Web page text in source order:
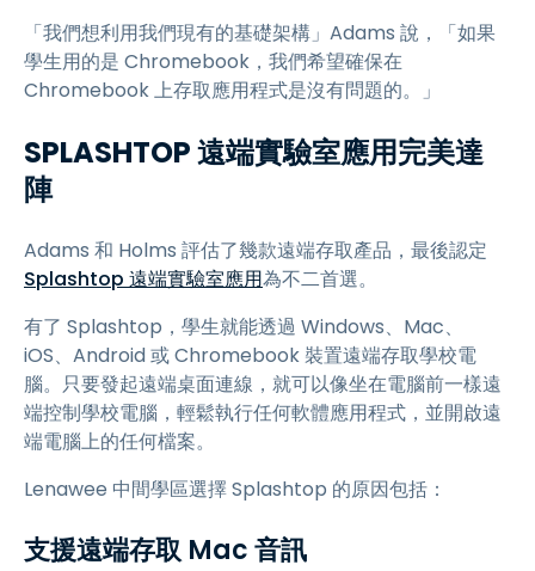
「我們想利用我們現有的基礎架構」Adams 說，「如果
學生用的是 Chromebook，我們希望確保在
Chromebook 上存取應用程式是沒有問題的。」
SPLASHTOP 遠端實驗室應用完美達
陣
Adams 和 Holms 評估了幾款遠端存取產品，最後認定
Splashtop 遠端實驗室應用為不二首選。
有了 Splashtop，學生就能透過 Windows、Mac、
iOS、Android 或 Chromebook 裝置遠端存取學校電
腦。只要發起遠端桌面連線，就可以像坐在電腦前一樣遠
端控制學校電腦，輕鬆執行任何軟體應用程式，並開啟遠
端電腦上的任何檔案。
Lenawee 中間學區選擇 Splashtop 的原因包括：
支援遠端存取 Mac 音訊